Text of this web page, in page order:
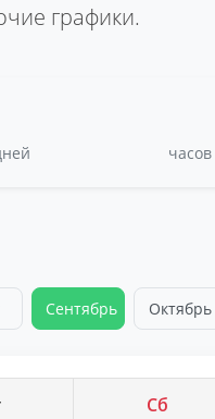
графики.
Сентябрь Октябрь
Сб